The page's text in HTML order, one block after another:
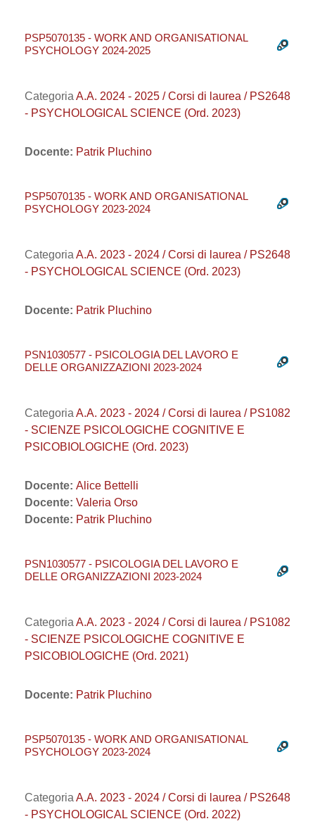
PSP5070135 - WORK AND ORGANISATIONAL
PSYCHOLOGY 2024-2025
Categoria A.A. 2024 - 2025 / Corsi di laurea / PS2648
- PSYCHOLOGICAL SCIENCE (Ord. 2023)
Docente: Patrik Pluchino
PSP5070135 - WORK AND ORGANISATIONAL
PSYCHOLOGY 2023-2024
Categoria A.A. 2023 - 2024 / Corsi di laurea / PS2648
- PSYCHOLOGICAL SCIENCE (Ord. 2023)
Docente: Patrik Pluchino
PSN1030577 - PSICOLOGIA DEL LAVORO E
DELLE ORGANIZZAZIONI 2023-2024
Categoria A.A. 2023 - 2024 / Corsi di laurea / PS1082
- SCIENZE PSICOLOGICHE COGNITIVE E
PSICOBIOLOGICHE (Ord. 2023)
Docente: Alice Bettelli
Docente: Valeria Orso
Docente: Patrik Pluchino
PSN1030577 - PSICOLOGIA DEL LAVORO E
DELLE ORGANIZZAZIONI 2023-2024
Categoria A.A. 2023 - 2024 / Corsi di laurea / PS1082
- SCIENZE PSICOLOGICHE COGNITIVE E
PSICOBIOLOGICHE (Ord. 2021)
Docente: Patrik Pluchino
PSP5070135 - WORK AND ORGANISATIONAL
PSYCHOLOGY 2023-2024
Categoria A.A. 2023 - 2024 / Corsi di laurea / PS2648
- PSYCHOLOGICAL SCIENCE (Ord. 2022)